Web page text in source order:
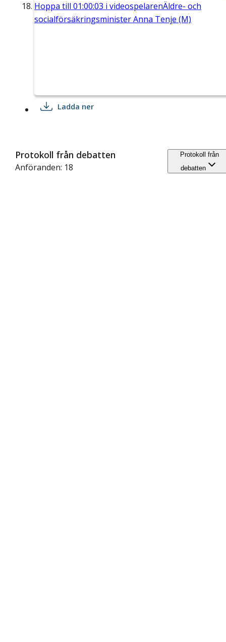
Hoppa till 01:00:03 i videospelarenÄldre- och
socialförsäkringsminister Anna Tenje (M)
Ladda ner
Protokoll från debatten
Anföranden: 18
Protokoll från
debatten